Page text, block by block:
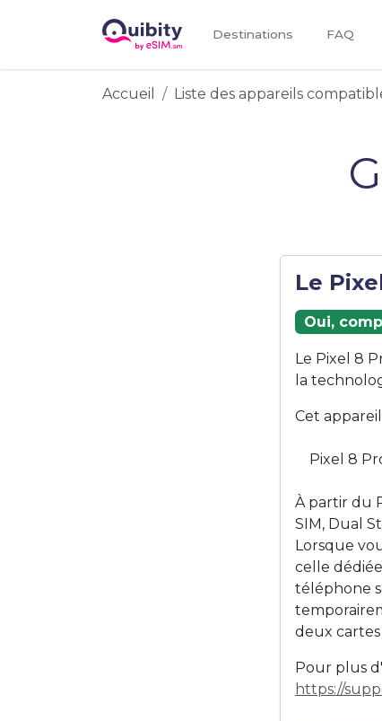
Destinations FAQ
Accueil Liste des appareils
Le
Oui,
Le Pixel 8
la
Cet
Pixel 8
À partir du
SIM, Dual
Lorsque
celle
téléphone
deux
Pour plus
https://